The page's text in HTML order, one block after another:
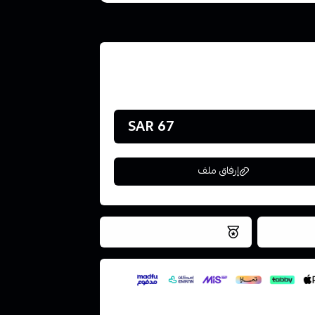
67 SAR
إرفاق ملف
هنا
نتميز بلجودة والتخزين الامن